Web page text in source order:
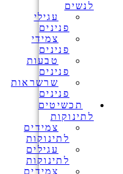
לנשים
עגילי
פנינים
צמידי
פנינים
טבעות
פנינים
שרשראות
פנינים
תכשיטים
לתינוקות
צמידים
לתינוקות
עגילים
לתינוקות
צמידים